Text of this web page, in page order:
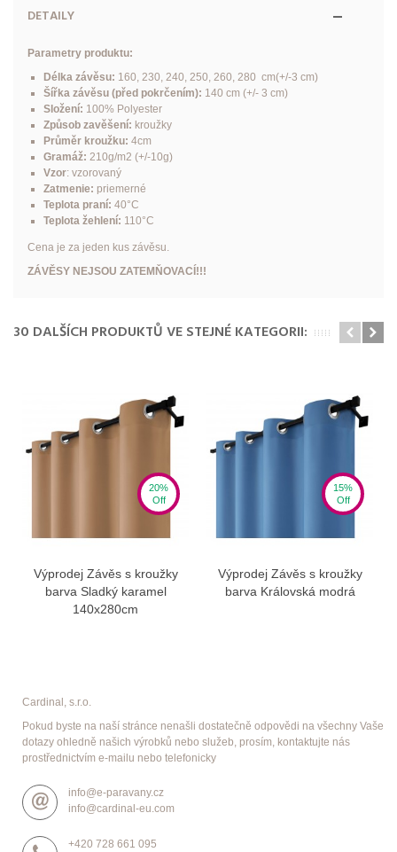
DETAILY
Parametry produktu:
Délka závěsu: 160, 230, 240, 250, 260, 280 cm(+/-3 cm)
Šířka závěsu (před pokrčením): 140 cm (+/- 3 cm)
Složení: 100% Polyester
Způsob zavěšení: kroužky
Průměr kroužku: 4cm
Gramáž: 210g/m2 (+/-10g)
Vzor: vzorovaný
Zatmenie: priemerné
Teplota praní: 40°C
Teplota žehlení: 110°C
Cena je za jeden kus závěsu.
ZÁVĚSY NEJSOU ZATEMŇOVACÍ!!!
30 DALŠÍCH PRODUKTŮ VE STEJNÉ KATEGORII:
20%
Off
Výprodej Závěs s kroužky
barva Sladký karamel
140x280cm
15%
Off
Výprodej Závěs s kroužky
barva Královská modrá
Cardinal, s.r.o.
Pokud byste na naší stránce nenašli dostatečně odpovědi na všechny Vaše
dotazy ohledně našich výrobků nebo služeb, prosím, kontaktujte nás
prostřednictvím e-mailu nebo telefonicky
info@e-paravany.cz
info@cardinal-eu.com
+420 728 661 095